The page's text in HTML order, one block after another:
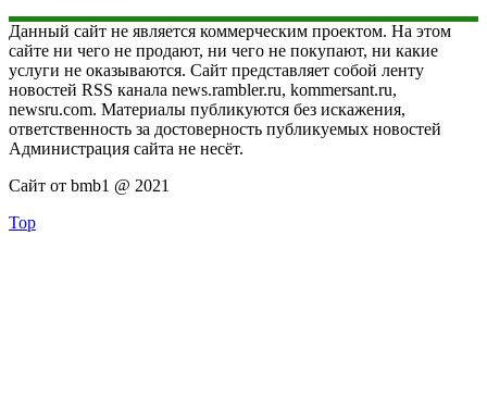
Данный сайт не является коммерческим проектом. На этом
сайте ни чего не продают, ни чего не покупают, ни какие
услуги не оказываются. Сайт представляет собой ленту
новостей RSS канала news.rambler.ru, kommersant.ru,
newsru.com. Материалы публикуются без искажения,
ответственность за достоверность публикуемых новостей
Администрация сайта не несёт.
Сайт от bmb1 @ 2021
Top